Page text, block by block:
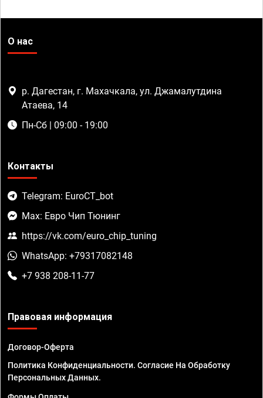
О нас
р. Дагестан, г. Махачкала, ул. Джамалутдина
Атаева, 14
Пн-Сб | 09:00 - 19:00
Контакты
Telegram: EuroCT_bot
Max: Евро Чип Тюнинг
https://vk.com/euro_chip_tuning
WhatsApp: +79317082148
+7 938 208-11-77
Правовая информация
Договор-Оферта
Политика Конфиденциальности. Согласие На Обработку
Персональных Данных.